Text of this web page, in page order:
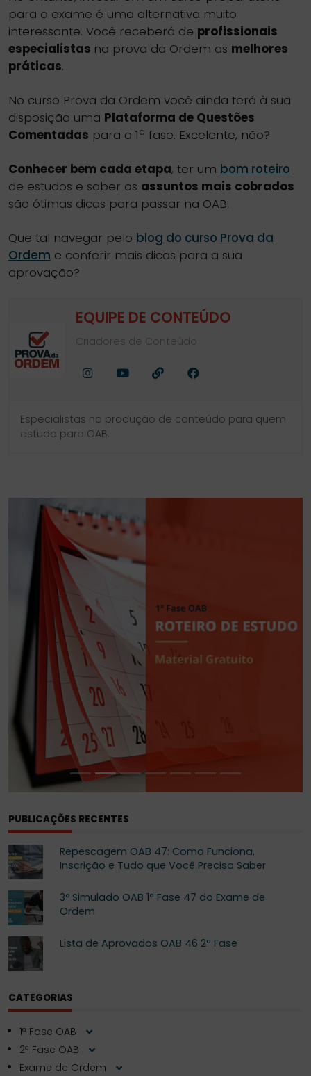
para o exame é uma alternativa muito
interessante. Você receberá de profissionais
especialistas na prova da Ordem as melhores
práticas.
No curso Prova da Ordem você ainda terá à sua
disposição uma Plataforma de Questões
Comentadas para a 1a fase. Excelente, não?
Conhecer bem cada etapa, ter um bom roteiro
de estudos e saber os assuntos mais cobrados
são ótimas dicas para passar na OAB.
Que tal navegar pelo blog do curso Prova da
Ordem e conferir mais dicas para a sua
aprovação?
EQUIPE DE CONTEÚDO
Criadores de Conteúdo
FacebookYoutubeSite Instagram
Especialistas na produção de conteúdo para quem
estuda para OAB.
SIDEBAR
CURSO
ORDEM
LINKS
PUBLICAÇÕES RECENTES
Repescagem OAB 47: Como Funciona,
Inscrição e Tudo que Você Precisa Saber
3º Simulado OAB 1ª Fase 47 do Exame de
Ordem
Lista de Aprovados OAB 46 2ª Fase
CATEGORIAS
1ª Fase OAB
2ª Fase OAB
Exame de Ordem